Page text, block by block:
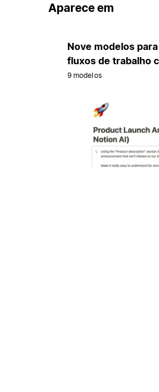
Aparece em
Nove modelos
fluxos de trabalho
9 modelos